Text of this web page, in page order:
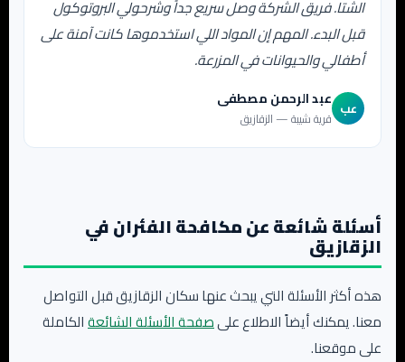
الشتا. فريق الشركة وصل سريع جداً وشرحولي البروتوكول
قبل البدء. المهم إن المواد اللي استخدموها كانت آمنة على
أطفالي والحيوانات في المزرعة.
عب عبد الرحمن مصطفى
قرية شيبة — الزقازيق
أسئلة شائعة عن مكافحة الفئران في
الزقازيق
هذه أكثر الأسئلة التي يبحث عنها سكان الزقازيق قبل التواصل
معنا. يمكنك أيضاً الاطلاع علىصفحة الأسئلة الشائعةالكاملة
على موقعنا.